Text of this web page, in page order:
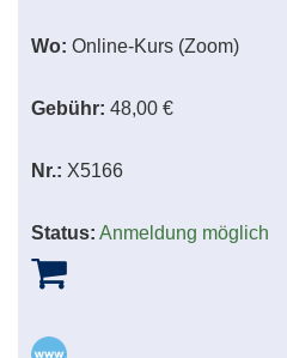
Wo: Online-Kurs (Zoom)
Gebühr: 48,00 €
Nr.: X5166
Status: Anmeldung möglich